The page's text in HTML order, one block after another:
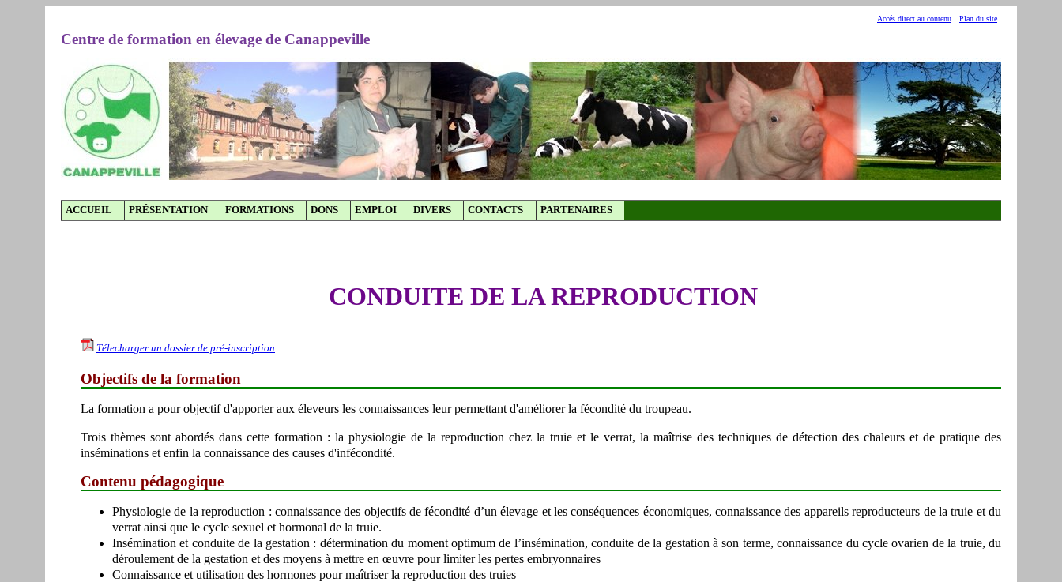
Plan du site
Accés direct au contenu
Centre de formation en élevage de Canappeville
ACCUEIL PRÉSENTATION FORMATIONS DONS EMPLOI DIVERS CONTACTS PARTENAIRES
CONDUITE DE LA REPRODUCTION
Télecharger un dossier de pré-inscription
Objectifs de la formation
La formation a pour objectif d'apporter aux éleveurs les connaissances leur permettant d'améliorer la fécondité du troupeau.
Trois thèmes sont abordés dans cette formation : la physiologie de la reproduction chez la truie et le verrat, la maîtrise des techniques de détection des chaleurs et de pratique des
inséminations et enfin la connaissance des causes d'infécondité.
Contenu pédagogique
Physiologie de la reproduction : connaissance des objectifs de fécondité d’un élevage et les conséquences économiques, connaissance des appareils reproducteurs de la truie et du
verrat ainsi que le cycle sexuel et hormonal de la truie.
Insémination et conduite de la gestation : détermination du moment optimum de l’insémination, conduite de la gestation à son terme, connaissance du cycle ovarien de la truie, du
déroulement de la gestation et des moyens à mettre en œuvre pour limiter les pertes embryonnaires
Connaissance et utilisation des hormones pour maîtriser la reproduction des truies